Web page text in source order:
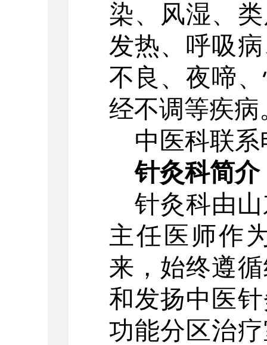
染、风湿、
发热、呼吸
不良、夜啼
经不调等疾病
中医科联系
针灸科简介
针灸科由
主任医师作
来，始终遵
和发扬中医
功能分区治